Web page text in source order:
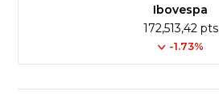
Ibovespa
172,513,42 pts
-1.73%